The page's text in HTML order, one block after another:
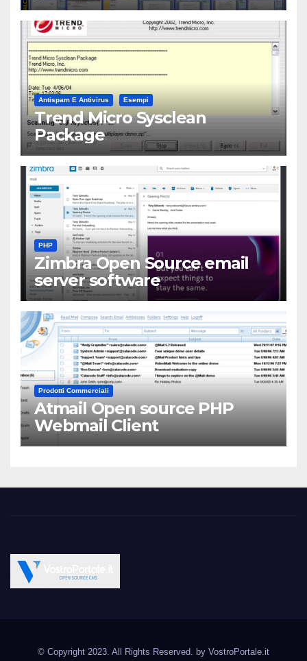
Antispam E Antivirus Esempi
Trend Micro Sysclean
Package
PHP
Zimbra Open Source email
server software
Prodotti Commerciali
Atmail Open source PHP
Webmail Client
© Copyright 2023. All Rights Reserved. by VostroPortale.it